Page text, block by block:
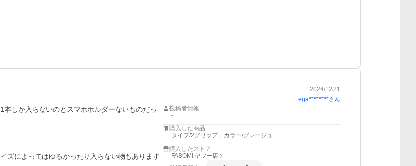
2024/12/21
ega********さん
しか入らないのとスマホホルダーないものだっ
ズによってはゆるかったり入らない物もあります
投稿者情報
-
購入した商品
タイプ/2グリップ、カラー/グレージュ
購入したストア
FABOMI ヤフー店